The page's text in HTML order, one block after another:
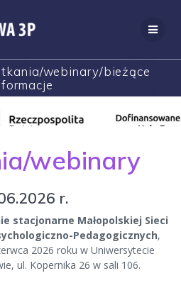
do
treści
webinary/bieżące
webinary
r.
stacjonarne Małopolskiej Sieci
Pedagogicznych,
2026 roku w Uniwersytecie
ul. Kopernika 26 w sali 106.